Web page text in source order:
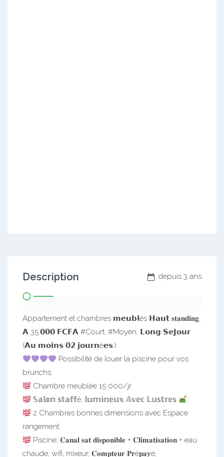
depuis 3 ans
Description
Appartement et chambres 𝗺𝗲𝘂𝗯𝗹és 𝗛𝗮𝘂𝘁 𝐬𝐭𝐚𝐧𝐝𝐢𝐧𝐠,
𝗔 35.𝟬𝟬𝟬 𝗙𝗖𝗙𝗔 #Court, #Moyen, 𝗟𝗼𝗻𝗴 𝗦𝗲𝗝𝗼𝘂𝗿
(𝗔𝘂 𝗺𝗼𝗶𝗻𝘀 𝟬𝟮 𝗷𝗼𝘂𝗿𝗻é𝗲𝘀.)
Possibilité de louer la piscine pour vos
brunchs.
Chambre meublée 15 000/jr
𝕊𝕒𝕝𝕠𝕟 𝕤𝕥𝕒𝕗𝕗é, 𝕝𝕦𝕞𝕚𝕟𝕖𝕦𝕩 𝔸𝕧𝕖𝕔 𝕃𝕦𝕤𝕥𝕣𝕖𝕤
;
2 Chambres bonnes dimensions avec Espace
rangement;
Piscine, 𝐂𝐚𝐧𝐚𝐥 𝐬𝐚𝐭 𝐝𝐢𝐬𝐩𝐨𝐧𝐢𝐛𝐥𝐞 + 𝐂𝐥𝐢𝐦𝐚𝐭𝐢𝐬𝐚𝐭𝐢𝐨𝐧 + eau
chaude, wifi, mixeur, 𝐂𝐨𝐦𝐩𝐭𝐞𝐮𝐫 𝐏𝐫é𝐩𝐚𝐲é;